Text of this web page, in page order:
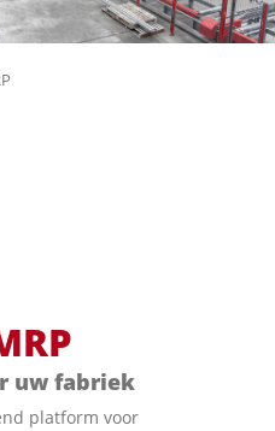
uw fabriek
platform voor